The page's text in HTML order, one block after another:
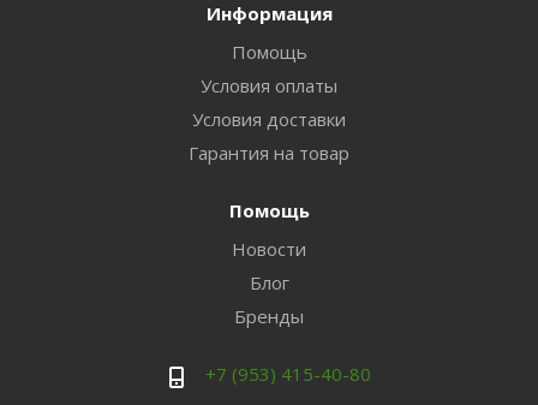
Информация
Помощь
Условия оплаты
Условия доставки
Гарантия на товар
Помощь
Новости
Блог
Бренды
+7 (953) 415-40-80